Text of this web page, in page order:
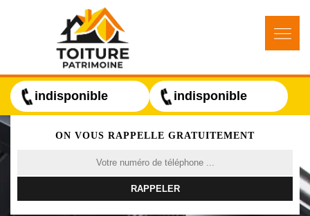
indisponible indisponible
ON VOUS RAPPELLE GRATUITEMENT